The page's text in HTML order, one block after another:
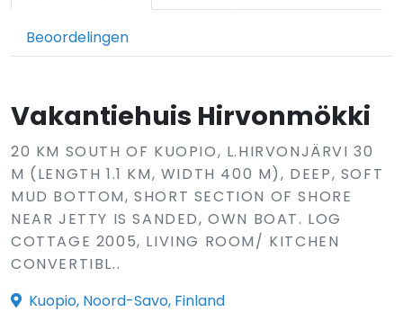
Beoordelingen
Vakantiehuis Hirvonmökki
20 KM SOUTH OF KUOPIO, L.HIRVONJÄRVI 30
M (LENGTH 1.1 KM, WIDTH 400 M), DEEP, SOFT
MUD BOTTOM, SHORT SECTION OF SHORE
NEAR JETTY IS SANDED, OWN BOAT. LOG
COTTAGE 2005, LIVING ROOM/ KITCHEN
CONVERTIBL..
Kuopio, Noord-Savo, Finland